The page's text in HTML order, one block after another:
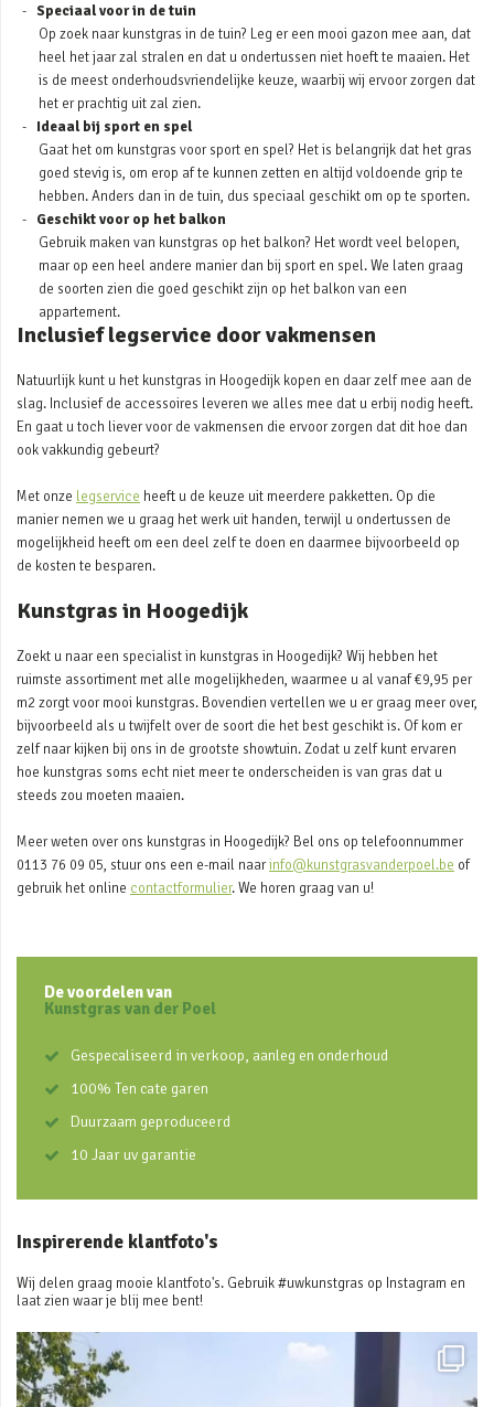
Speciaal voor in de tuin
Op zoek naar kunstgras in de tuin? Leg er een mooi gazon mee aan, dat
heel het jaar zal stralen en dat u ondertussen niet hoeft te maaien. Het
is de meest onderhoudsvriendelijke keuze, waarbij wij ervoor zorgen dat
het er prachtig uit zal zien.
Ideaal bij sport en spel
Gaat het om kunstgras voor sport en spel? Het is belangrijk dat het gras
goed stevig is, om erop af te kunnen zetten en altijd voldoende grip te
hebben. Anders dan in de tuin, dus speciaal geschikt om op te sporten.
Geschikt voor op het balkon
Gebruik maken van kunstgras op het balkon? Het wordt veel belopen,
maar op een heel andere manier dan bij sport en spel. We laten graag
de soorten zien die goed geschikt zijn op het balkon van een
appartement.
Inclusief legservice door vakmensen
Natuurlijk kunt u het kunstgras in Hoogedijk kopen en daar zelf mee aan de
slag. Inclusief de accessoires leveren we alles mee dat u erbij nodig heeft.
En gaat u toch liever voor de vakmensen die ervoor zorgen dat dit hoe dan
ook vakkundig gebeurt?
Met onze legservice heeft u de keuze uit meerdere pakketten. Op die
manier nemen we u graag het werk uit handen, terwijl u ondertussen de
mogelijkheid heeft om een deel zelf te doen en daarmee bijvoorbeeld op
de kosten te besparen.
Kunstgras in Hoogedijk
Zoekt u naar een specialist in kunstgras in Hoogedijk? Wij hebben het
ruimste assortiment met alle mogelijkheden, waarmee u al vanaf €9,95 per
m2 zorgt voor mooi kunstgras. Bovendien vertellen we u er graag meer over,
bijvoorbeeld als u twijfelt over de soort die het best geschikt is. Of kom er
zelf naar kijken bij ons in de grootste showtuin. Zodat u zelf kunt ervaren
hoe kunstgras soms echt niet meer te onderscheiden is van gras dat u
steeds zou moeten maaien.
Meer weten over ons kunstgras in Hoogedijk? Bel ons op telefoonnummer
0113 76 09 05, stuur ons een e-mail naarinfo@kunstgrasvanderpoel.be of
gebruik het online contactformulier. We horen graag van u!
De voordelen van
Kunstgras van der Poel
Gespecaliseerd in verkoop, aanleg en onderhoud
100% Ten cate garen
Duurzaam geproduceerd
10 Jaar uv garantie
Inspirerende klantfoto's
Wij delen graag mooie klantfoto's. Gebruik #uwkunstgras op Instagram en
laat zien waar je blij mee bent!